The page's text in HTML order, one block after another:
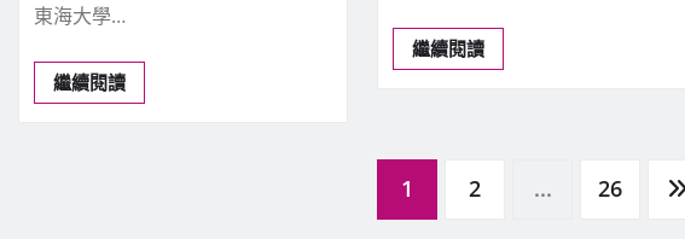
東海大學…
繼續閱讀
繼續閱讀
1 2 ... 26